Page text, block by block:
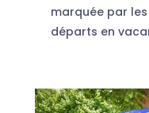
marquée par
départs en